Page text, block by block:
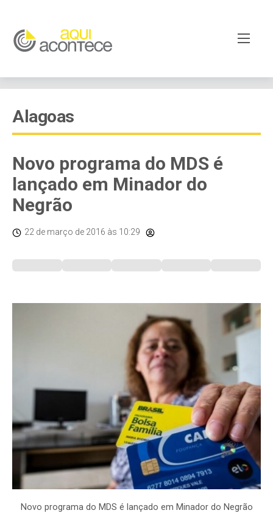
Alagoas
Novo programa do MDS é
lançado em Minador do
Negrão
22 de março de 2016 às 10:29
Novo programa do MDS é lançado em Minador do Negrão